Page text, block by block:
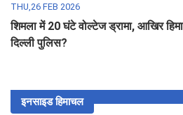
THU,26 FEB 2026
शिमला में 20 घंटे वोल्टेज ड्रामा, आखिर
दिल्ली पुलिस?
इनसाइड हिमाचल